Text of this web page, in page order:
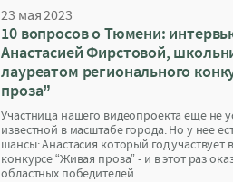
23 мая 2023
10 вопросов о Тюмени:
Анастасией Фирстовой,
лауреатом регионального
проза”
Участница нашего видеопроекта еще не
известной в масштабе города. Но у нее
шансы: Анастасия который год участвует
конкурсе “Живая проза” - и в этот раз
областных победителей